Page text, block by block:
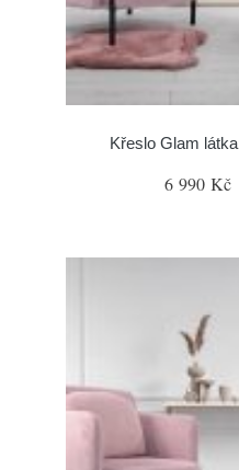
Křeslo Glam
6 990 Kč